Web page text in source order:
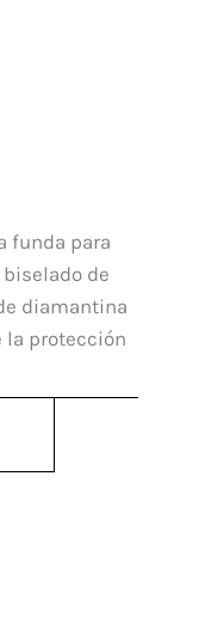
funda para
de
diamantina
la protección